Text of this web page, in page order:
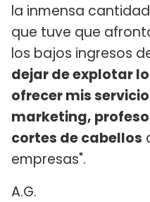
la inmensa
que tuve que
los bajos ingresos
dejar de explotar
ofrecer mis
marketing,
cortes de cabellos
empresas".
A.G.